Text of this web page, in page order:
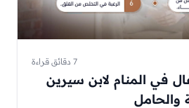
7 دقائق قراءة
في المنام لابن سيرين
والحامل